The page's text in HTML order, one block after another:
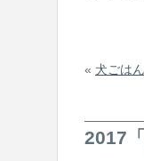
« 犬ごはん
2017